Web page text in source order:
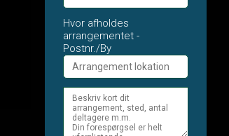
Hvor afholdes
arrangementet -
Postnr./By